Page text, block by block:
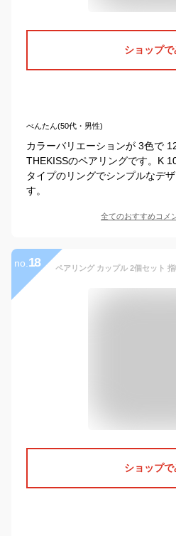
ショップで
べんたん(50代・男性)
カラーバリエーションが 3色で
THEKISSのペアリングです。K
タイプのリングでシンプルなデ
す。
全てのおすすめコメ
no. 18
ショップで